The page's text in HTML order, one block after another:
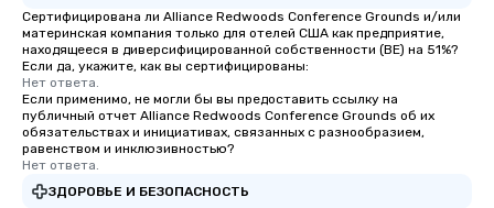
Сертифицирована ли Alliance Redwoods Conference Grounds и/или
материнская компания только для отелей США как предприятие,
находящееся в диверсифицированной собственности (BE) на 51%?
Если да, укажите, как вы сертифицированы:
Нет ответа.
Если применимо, не могли бы вы предоставить ссылку на
публичный отчет Alliance Redwoods Conference Grounds об их
обязательствах и инициативах, связанных с разнообразием,
равенством и инклюзивностью?
Нет ответа.
ЗДОРОВЬЕ И БЕЗОПАСНОСТЬ